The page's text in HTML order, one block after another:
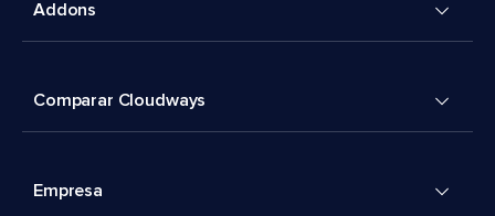
Addons
Comparar Cloudways
Empresa